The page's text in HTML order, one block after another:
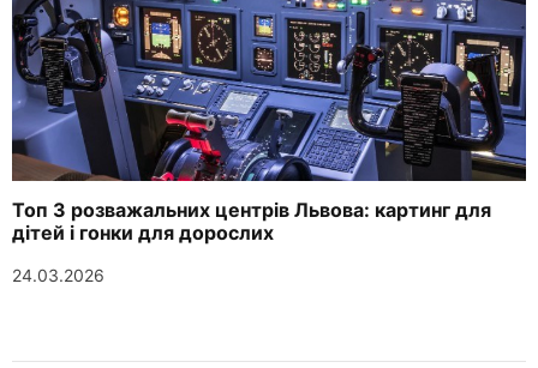
Топ 3 розважальних центрів Львова: картинг для
дітей і гонки для дорослих
24.03.2026